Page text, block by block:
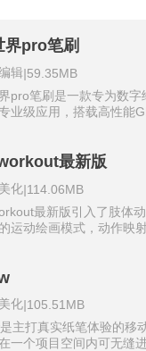
界pro笔刷
辑|59.35MB
pro笔刷是一款专为数字
业级应用，搭载高性能
，并支持无限参数自定义
液化修正、边缘查找)能
效果叠加，同时支持动
放，满足从插画、漫画
迟的实时笔迹响应和跨设
最新版
化|114.06MB
最新版引入了肢体动
运动绘画模式，动作映射
同时，达成身体锻炼的目
同一幅作品，双人同屏，
上，将画布分割为左右
。Artworkout最新版的
化|105.51MB
主打真实纸笔体验的移
一个项目空间内可无缝进